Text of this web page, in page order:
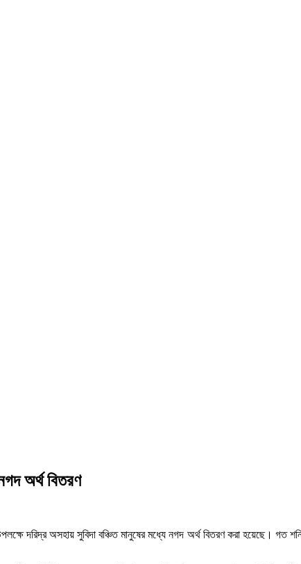
অর্থ বিতরণ
দরিদ্র অসহায় সুবিদা বঞ্চিত মানুষের মধ্যে নগদ অর্থ বিতরণ করা হয়েছে। গত